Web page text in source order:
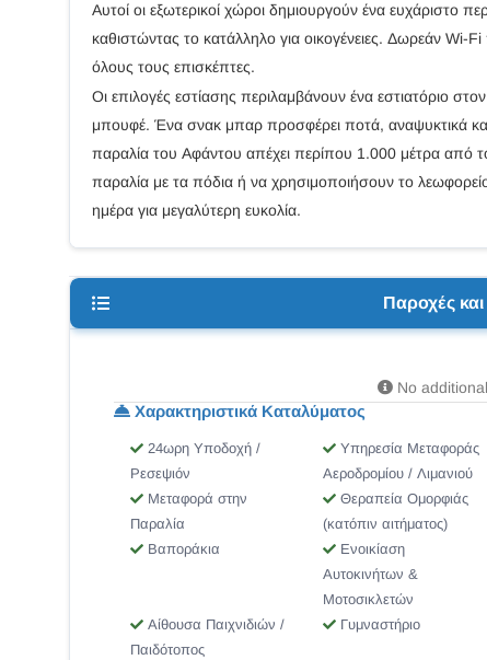
Αυτοί οι εξωτερικοί χώροι δημιουργούν ένα ευχάριστο
καθιστώντας το κατάλληλο για οικογένειες. Δωρεάν Wi-
όλους τους επισκέπτες.
Οι επιλογές εστίασης περιλαμβάνουν ένα εστιατόριο
μπουφέ. Ένα σνακ μπαρ προσφέρει ποτά, αναψυκτικά
παραλία του Αφάντου απέχει περίπου 1.000 μέτρα από
παραλία με τα πόδια ή να χρησιμοποιήσουν το
ημέρα για μεγαλύτερη ευκολία.
Παροχές
No
Χαρακτηριστικά Καταλύματος
24ωρη Υποδοχή /
Ρεσεψιόν
Υπηρεσία Μεταφοράς
Αεροδρομίου / Λιμανιού
Μεταφορά στην
Παραλία
Θεραπεία Ομορφιάς
(κατόπιν αιτήματος)
Βαποράκια
Ενοικίαση
Αυτοκινήτων &
Μοτοσικλετών
Αίθουσα Παιχνιδιών /
Παιδότοπος
Γυμναστήριο